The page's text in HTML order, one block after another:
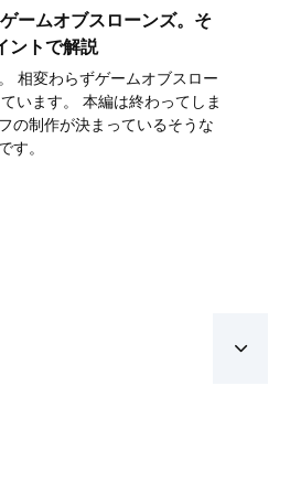
ームオブスローンズ。そ
ントで解説
相変わらずゲームオブスロー
います。 本編は終わってしま
の制作が決まっているそうな
す。